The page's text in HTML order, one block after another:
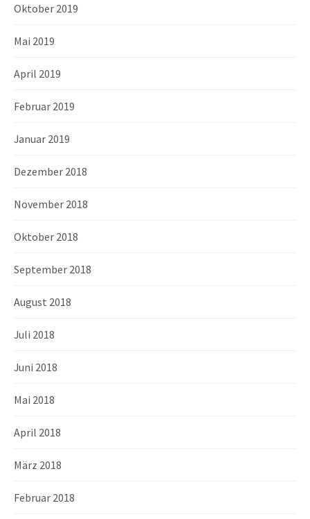
Oktober 2019
Mai 2019
April 2019
Februar 2019
Januar 2019
Dezember 2018
November 2018
Oktober 2018
September 2018
August 2018
Juli 2018
Juni 2018
Mai 2018
April 2018
März 2018
Februar 2018